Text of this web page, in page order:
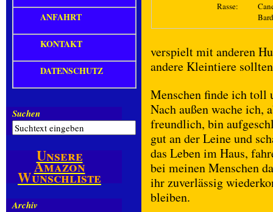
Rasse:
verspielt mit anderen
andere Kleintiere
Menschen finde ich toll
Nach außen wache ich,
freundlich, bin
gut an der Leine und
das Leben im Haus,
bei meinen Menschen
ihr zuverlässig
bleiben.
ANFAHRT
KONTAKT
DATENSCHUTZ
Suchen
Unsere
Amazon
Wunschliste
Archiv